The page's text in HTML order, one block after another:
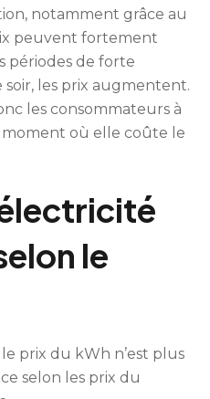
notamment grâce au
peuvent fortement
périodes de forte
les prix augmentent.
les consommateurs à
où elle coûte le
le
prix du kWh n’est plus
selon les prix du